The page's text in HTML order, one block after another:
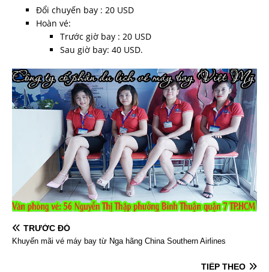
Đổi chuyến bay : 20 USD
Hoàn vé:
Trước giờ bay : 20 USD
Sau giờ bay: 40 USD.
TRƯỚC ĐÓ
Khuyến mãi vé máy bay từ Nga hãng China Southern Airlines
TIẾP THEO